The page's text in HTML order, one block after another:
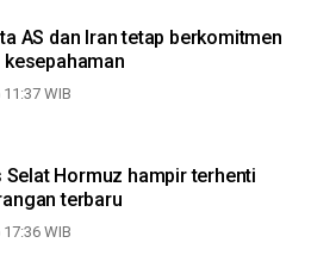
AS dan Iran tetap berkomitmen
kesepahaman
WIB
Selat Hormuz hampir terhenti
terbaru
WIB